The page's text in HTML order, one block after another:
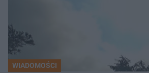
WIADOMOŚCI